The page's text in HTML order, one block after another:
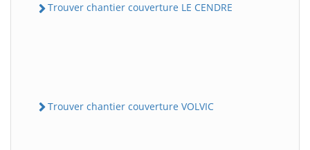
Trouver chantier couverture LE CENDRE
Trouver chantier couverture VOLVIC